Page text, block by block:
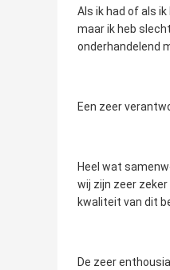
Als ik had of als
maar ik heb
onderhandelend
Een zeer
Heel wat
wij zijn zeer
kwaliteit van dit
De zeer